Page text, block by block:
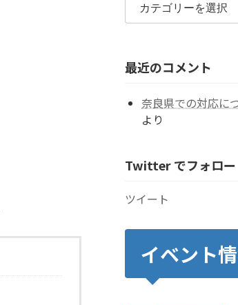
ゴ
ー
最近のコメント
奈良県での対応に
より
Twitter でフォロー
ツイート
イベント